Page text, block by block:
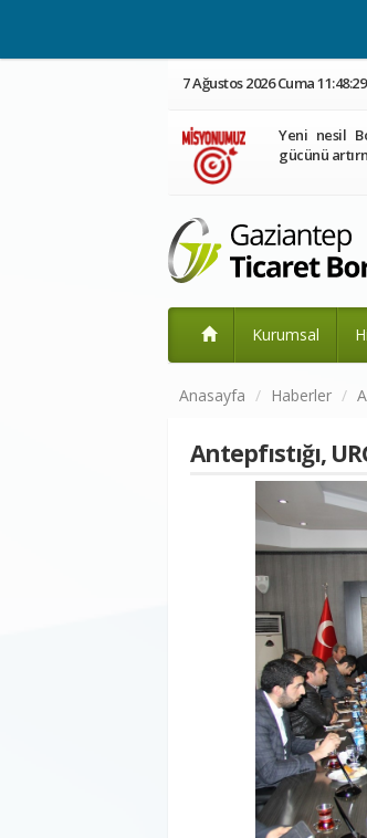
7 Ağustos 2026 Cuma
Yeni nesil
gücünü
Kurumsal
Anasayfa Haberler
Antepfıstığı,